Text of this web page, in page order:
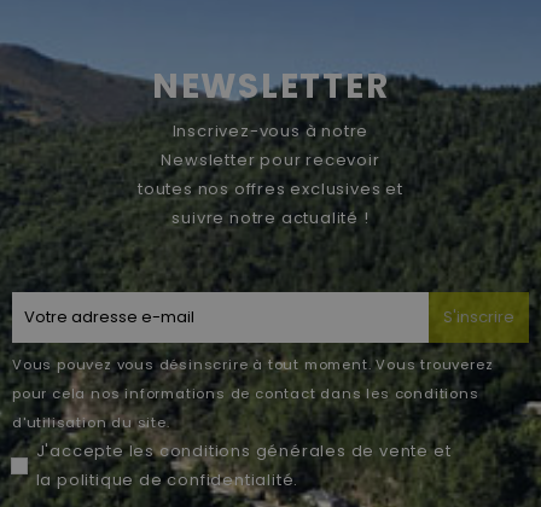
NEWSLETTER
Inscrivez-vous à notre
Newsletter pour recevoir
toutes nos offres exclusives et
suivre notre actualité !
S'inscrire
Vous pouvez vous désinscrire à tout moment. Vous trouverez
pour cela nos informations de contact dans les conditions
d'utilisation du site.
J'accepte lesconditions générales de vente et
la politique de confidentialité.